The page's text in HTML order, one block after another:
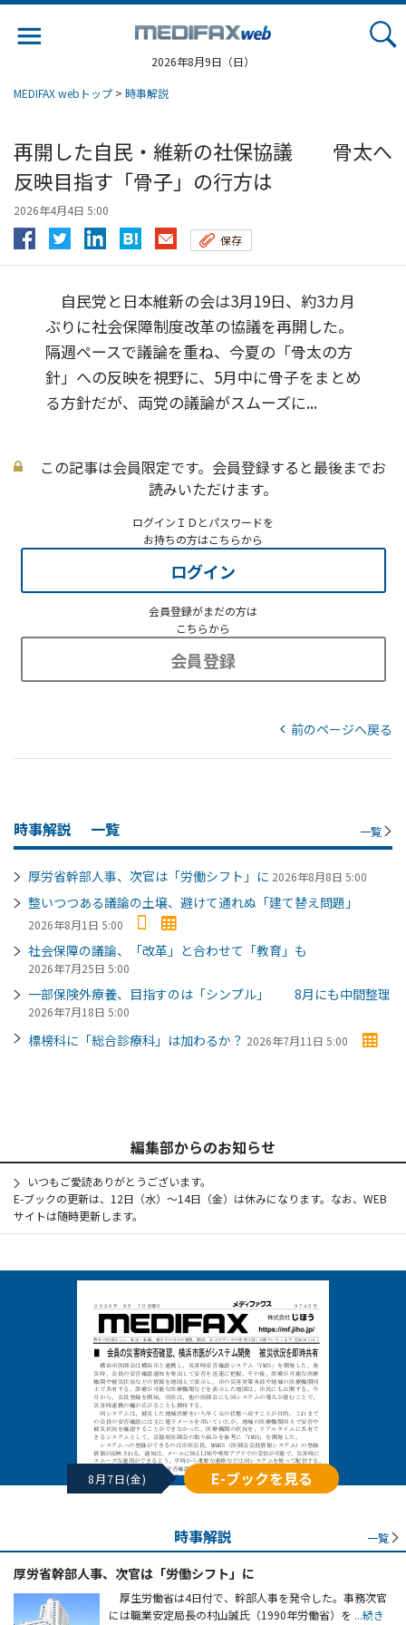
2026年8月9日（日）
MEDIFAX webトップ > 時事解説
再開した自民・維新の社保協議 骨太へ
反映目指す「骨子」の行方は
2026年4月4日 5:00
保存
自民党と日本維新の会は3月19日、約3カ月
ぶりに社会保障制度改革の協議を再開した。
隔週ペースで議論を重ね、今夏の「骨太の方
針」への反映を視野に、5月中に骨子をまとめ
る方針だが、両党の議論がスムーズに...
この記事は会員限定です。会員登録すると最後までお
読みいただけます。
ログインＩＤとパスワードを
お持ちの方はこちらから
ログイン
会員登録がまだの方は
こちらから
会員登録
前のページへ戻る
時事解説 一覧 一覧
厚労省幹部人事、次官は「労働シフト」に 2026年8月8日 5:00
整いつつある議論の土壌、避けて通れぬ「建て替え問題」
2026年8月1日 5:00
社会保障の議論、「改革」と合わせて「教育」も
2026年7月25日 5:00
一部保険外療養、目指すのは「シンプル」 8月にも中間整理
2026年7月18日 5:00
標榜科に「総合診療科」は加わるか？ 2026年7月11日 5:00
編集部からのお知らせ
いつもご愛読ありがとうございます。
E-ブックの更新は、12日（水）～14日（金）は休みになります。なお、WEB
サイトは随時更新します。
8月7日(金) E-ブックを見る
時事解説 一覧
厚労省幹部人事、次官は「労働シフト」に
厚生労働省は4日付で、幹部人事を発令した。事務次官
には職業安定局長の村山誠氏（1990年労働省）を ...続き